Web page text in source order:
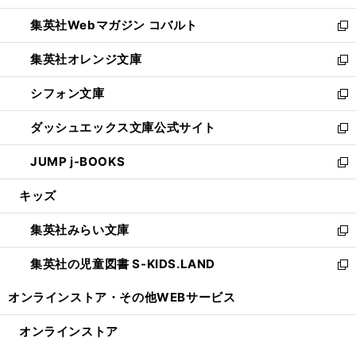
開
く
ウ
で
開
く
ン
ド
ウ
で
開
く
ウ
ィ
ン
ド
ウ
で
開
く
集英社Webマガジン コバルト
新
し
い
ウ
ィ
ン
ド
ウ
で
開
集英社オレンジ文庫
新
し
い
ウ
ィ
ン
ド
ウ
開
く
シフォン文庫
新
し
い
ウ
ィ
ン
ウ
で
開
く
ダッシュエックス文庫公式サイト
新
し
い
ウ
ン
ド
ウ
で
JUMP j-BOOKS
新
し
ウ
ィ
ン
ド
開
キッズ
集英社みらい文庫
新
し
い
ン
集英社の児童図書 S-KIDS.LAND
新
ウ
オンラインストア・ その他WEBサービス
オンラインストア